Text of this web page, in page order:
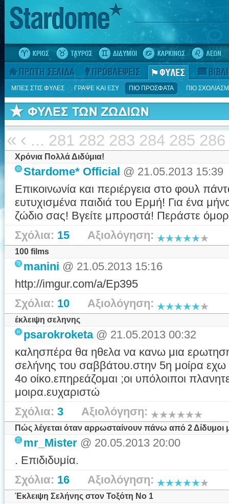
ΜΠΕΣ ΣΤΙΣ ΦΥΛΕΣ ΓΡΑΨΕ ΚΑΙ ΕΣΥ ΠΙΟ ΠΡΟΣΦΑΤΑ ΠΙΟ
« ‹ ... 281 282 283 284 285 286
Χρόνια Πολλά Διδύμια!
Stardome* Official @ 21.05.2013 15:39
Επικοινωνία και περιέργεια στο φουλ
ευτυχισμένα παιδιά του Ερμή! Για ένα
ζώδιο σας! Βγείτε μπροστά! Περάστε
Σχόλια: 15 Αξιολόγηση:
100 films
manini @ 21.05.2013 15:16
http://imgur.com/a/Ep395
Σχόλια: 10 Αξιολόγηση:
έκλειψη σεληνης
psarokroketa@ 21.05.2013 00:32
καλησπέρα θα ηθελα να κανω μια ερωτηση
σελήνης του σαββάτου.στην 5η μοίρα εχω
4ο οίκο.επηρεάζομαι ;οι υπόλοιποι
μοιρα.ευχαριστώ
Σχόλια: 3 Αξιολόγηση:
Πώς λέγεται όταν αρρωσταίνουν πάνω από 2 Δίδυμοι
mr_Mister @ 20.05.2013 20:00
. Επιδιδυμία.
Σχόλια: 16 Αξιολόγηση:
Έκλειψη Σελήνης στον Τοξότη No 1